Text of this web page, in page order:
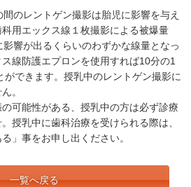
のレントゲン撮影は胎児に影響を与え
用エックス線１枚撮影による被爆量
響が出るくらいのわずかな線量となっ
線防護エプロンを使用すれば10分の1
できます。授乳中のレントゲン撮影に
。
可能性がある、授乳中の方は必ず診療
授乳中に歯科治療を受けられる際は、
」事をお申し出ください。
一覧へ戻る